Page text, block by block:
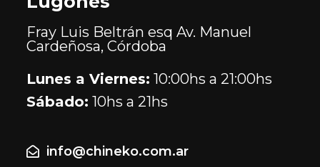
Fray Luis Beltrán esq Av. Manuel
Cardeñosa, Córdoba
Lunes a Viernes: 10:00hs a 21:00hs
Sábado: 10hs a 21hs
info@chineko.com.ar